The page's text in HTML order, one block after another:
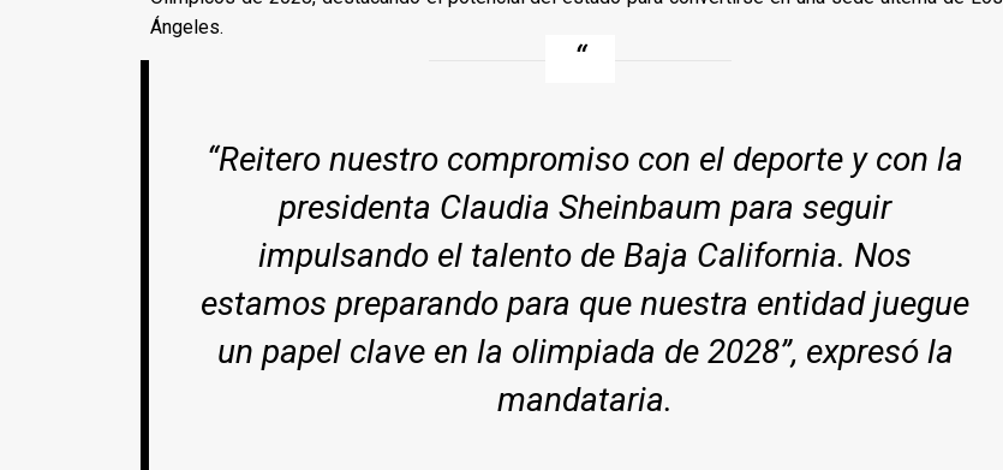
Ángeles.
“Reitero nuestro compromiso con el deporte y con la
presidenta Claudia Sheinbaum para seguir
impulsando el talento de Baja California. Nos
estamos preparando para que nuestra entidad juegue
un papel clave en la olimpiada de 2028”, expresó la
mandataria.